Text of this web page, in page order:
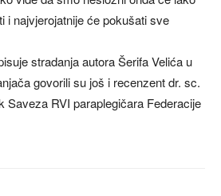
i najvjerojatnije će pokušati sve
stradanja autora Šerifa Velića u
govorili su još i recenzent dr. sc.
Saveza RVI paraplegičara Federacije